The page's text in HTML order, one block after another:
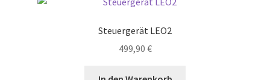
Steuergerät LEO2
499,90 €